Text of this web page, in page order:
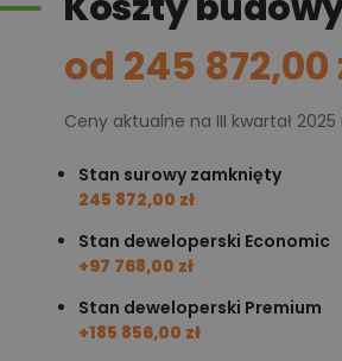
od 245 872,00
Ceny aktualne na III kwartał 2025
Stan surowy zamknięty
245 872,00 zł
Stan deweloperski Economic
+97 768,00 zł
Stan deweloperski Premium
+185 856,00 zł